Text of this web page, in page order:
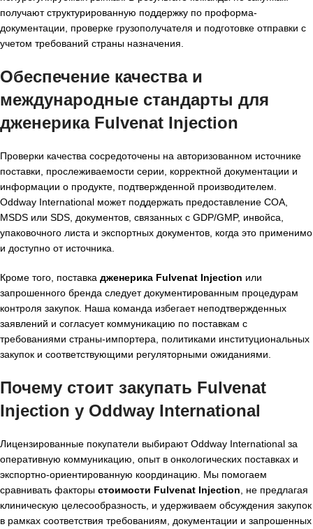
получают структурированную поддержку по проформа-
документации, проверке грузополучателя и подготовке отправки с
учетом требований страны назначения.
Обеспечение качества и
международные стандарты для
дженерика Fulvenat Injection
Проверки качества сосредоточены на авторизованном источнике
поставки, прослеживаемости серии, корректной документации и
информации о продукте, подтвержденной производителем.
Oddway International может поддержать предоставление COA,
MSDS или SDS, документов, связанных с GDP/GMP, инвойса,
упаковочного листа и экспортных документов, когда это применимо
и доступно от источника.
Кроме того, поставка дженерика Fulvenat Injection или
запрошенного бренда следует документированным процедурам
контроля закупок. Наша команда избегает неподтвержденных
заявлений и согласует коммуникацию по поставкам с
требованиями страны-импортера, политиками институциональных
закупок и соответствующими регуляторными ожиданиями.
Почему стоит закупать Fulvenat
Injection у Oddway International
Лицензированные покупатели выбирают Oddway International за
оперативную коммуникацию, опыт в онкологических поставках и
экспортно-ориентированную координацию. Мы помогаем
сравнивать факторы стоимости Fulvenat Injection , не предлагая
клиническую целесообразность, и удерживаем обсуждения закупок
в рамках соответствия требованиям, документации и запрошенных